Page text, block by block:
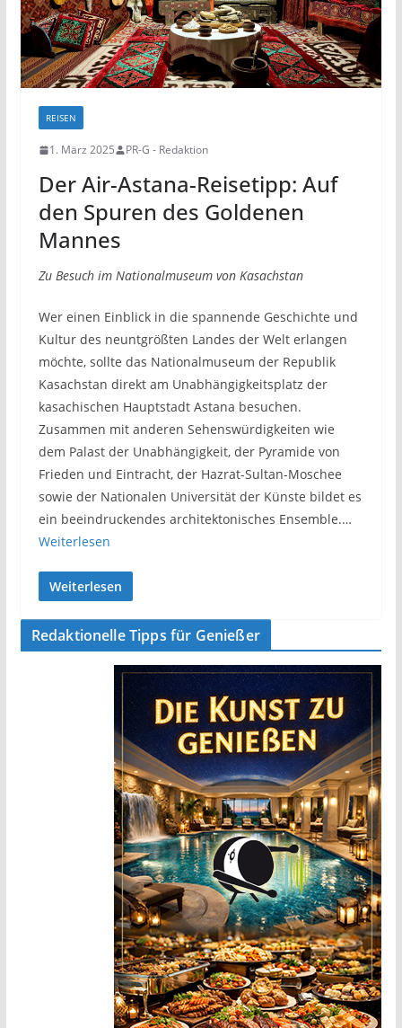
REISEN
1. März 2025 PR-G - Redaktion
Der Air-Astana-Reisetipp: Auf
den Spuren des Goldenen
Mannes
Zu Besuch im Nationalmuseum von Kasachstan
Wer einen Einblick in die spannende Geschichte und
Kultur des neuntgrößten Landes der Welt erlangen
möchte, sollte das Nationalmuseum der Republik
Kasachstan direkt am Unabhängigkeitsplatz der
kasachischen Hauptstadt Astana besuchen.
Zusammen mit anderen Sehenswürdigkeiten wie
dem Palast der Unabhängigkeit, der Pyramide von
Frieden und Eintracht, der Hazrat-Sultan-Moschee
sowie der Nationalen Universität der Künste bildet es
ein beeindruckendes architektonisches Ensemble.…
Weiterlesen
Weiterlesen
Redaktionelle Tipps für Genießer